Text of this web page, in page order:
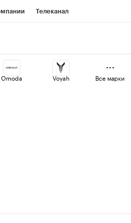
Телеканал
Проверка контрагентов
Omoda Voyah Все марки